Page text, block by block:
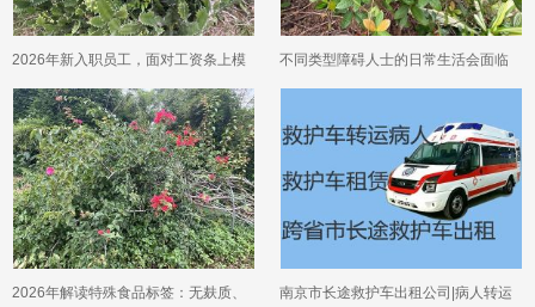
2026年新入职员工，面对工资条上模
糊的补贴项，应该重点了解哪些信
息？
不同类型障碍人士的日常生活会面临
什么？
2026年解读特殊食品标签：无麸质、
南京市长途救护车出租公司|病人转运